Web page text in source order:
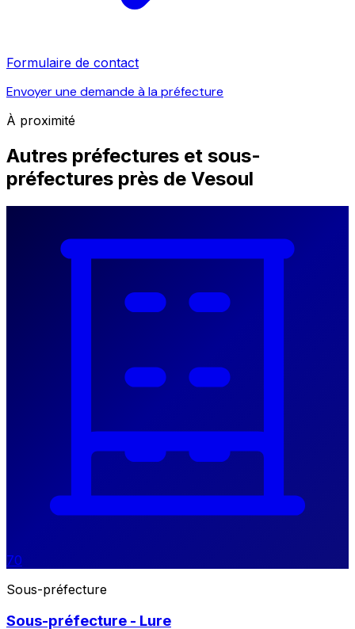
Formulaire de contact
Envoyer une demande à la préfecture
À proximité
Autres préfectures et sous-
préfectures près de Vesoul
70
Sous-préfecture
Sous-préfecture - Lure